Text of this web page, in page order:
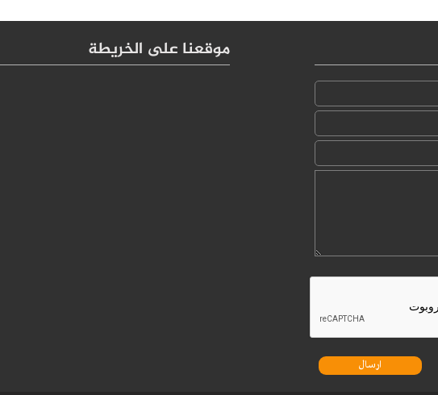
*
موقعنا على الخريطة